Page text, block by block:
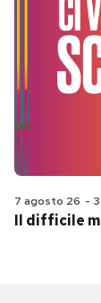
7 agosto 26 -
Il difficile